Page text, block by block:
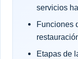
servicios
Funciones
Etapas de